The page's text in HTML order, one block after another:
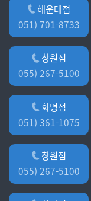
해운대점
051) 701-8733
창원점
055) 267-5100
화명점
051) 361-1075
창원점
055) 267-5100